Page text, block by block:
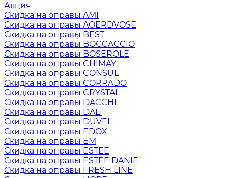
Акция
Скидка на оправы AMI
Скидка на оправы AOERDVOSE
Скидка на оправы BEST
Скидка на оправы BOCCACCIO
Скидка на оправы BOSEROLE
Скидка на оправы CHIMAY
Скидка на оправы CONSUL
Скидка на оправы CORRADO
Скидка на оправы CRYSTAL
Скидка на оправы DACCHI
Скидка на оправы DALI
Скидка на оправы DUVEL
Скидка на оправы EDOX
Скидка на оправы EM
Скидка на оправы ESTEE
Скидка на оправы ESTEE DANIE
Скидка на оправы FRESH LINE